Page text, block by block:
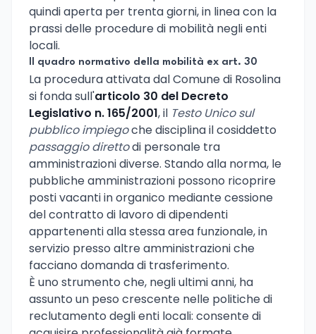
quindi aperta per trenta giorni, in linea con la
prassi delle procedure di mobilità negli enti
locali.
Il quadro normativo della mobilità ex art. 30
La procedura attivata dal Comune di Rosolina
si fonda sull'articolo 30 del Decreto
Legislativo n. 165/2001, il Testo Unico sul
pubblico impiegoche disciplina il cosiddetto
passaggio direttodi personale tra
amministrazioni diverse. Stando alla norma, le
pubbliche amministrazioni possono ricoprire
posti vacanti in organico mediante cessione
del contratto di lavoro di dipendenti
appartenenti alla stessa area funzionale, in
servizio presso altre amministrazioni che
facciano domanda di trasferimento.
È uno strumento che, negli ultimi anni, ha
assunto un peso crescente nelle politiche di
reclutamento degli enti locali: consente di